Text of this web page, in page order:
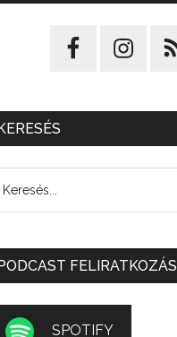
FELIRATKOZÁS
SPOTIFY